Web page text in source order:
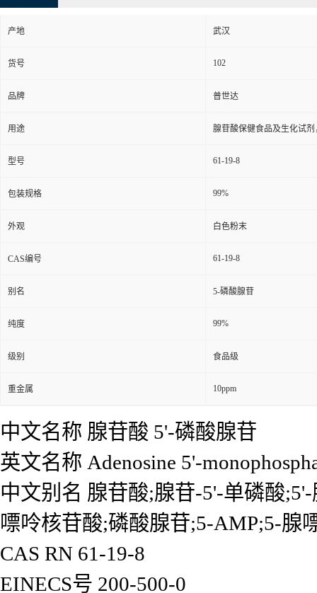
产地 武汉
货号 102
品牌 普世达
用途 腺苷酸保健食品及生化试
型号 61-19-8
包装规格 99%
外观 白色粉末
CAS编号 61-19-8
别名 5-磷酸腺苷
纯度 99%
级别 食品级
重金属 10ppm
中文名称 腺苷酸 5'-磷酸腺苷
英文名称 Adenosine 5'-
中文别名 腺苷酸;腺苷-5'-单磷酸
嘌呤核苷酸;磷酸腺苷;5-AMP;5-腺
CAS RN 61-19-8
EINECS号 200-500-0